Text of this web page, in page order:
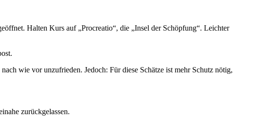
Halten Kurs auf „Procreatio“, die „Insel der Schöpfung“. Leichter
wie vor unzufrieden. Jedoch: Für diese Schätze ist mehr Schutz nötig,
zurückgelassen.